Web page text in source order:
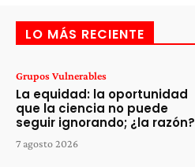
LO MÁS RECIENTE
Grupos Vulnerables
La equidad: la oportunidad
que la ciencia no puede
seguir ignorando; ¿la razón?
7 agosto 2026